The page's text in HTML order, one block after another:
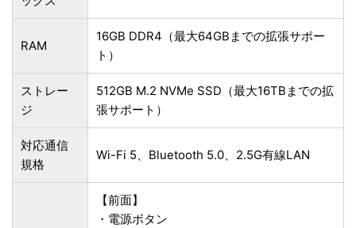
RAM
16GB DDR4（最大64GBまでの拡張サポー
ト）
ストレー
ジ
512GB M.2 NVMe SSD（最大16TBまでの拡
張サポート）
対応通信
規格
Wi-Fi 5、Bluetooth 5.0、2.5G有線LAN
【前面】
・電源ボタン